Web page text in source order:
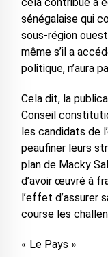
sénégalaise qui
sous-région
même s’il a
politique, n’aura
Cela dit, la
Conseil
les candidats de
peaufiner leurs
plan de Macky
d’avoir œuvré à
l’effet d’assurer
course les
« Le Pays »